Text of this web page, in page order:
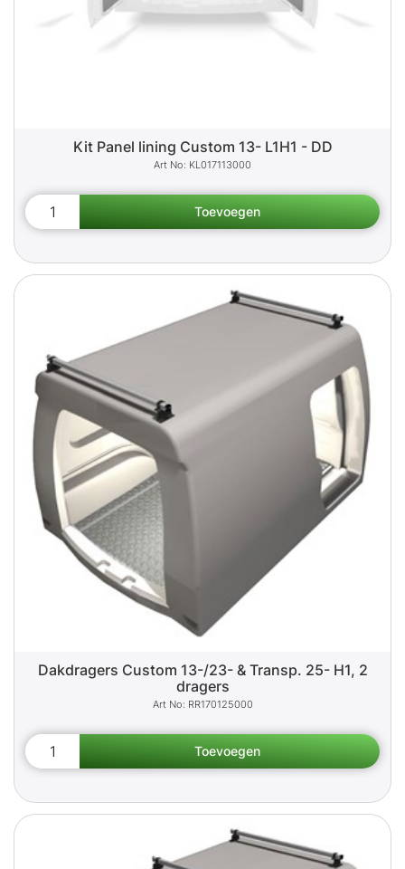
Kit Panel lining Custom 13- L1H1 - DD
KL017113000
Dakdragers Custom 13-/23- & Transp. 25- H1, 2
dragers
RR170125000